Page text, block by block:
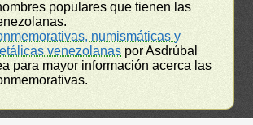
populares que tienen las
numismáticas y
venezolanas por Asdrúbal
para mayor información acerca las